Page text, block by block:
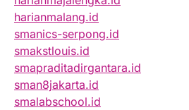
harianmalang.id
smanics-serpong.id
smakstlouis.id
smapraditadirgantara.id
sman8jakarta.id
smalabschool.id